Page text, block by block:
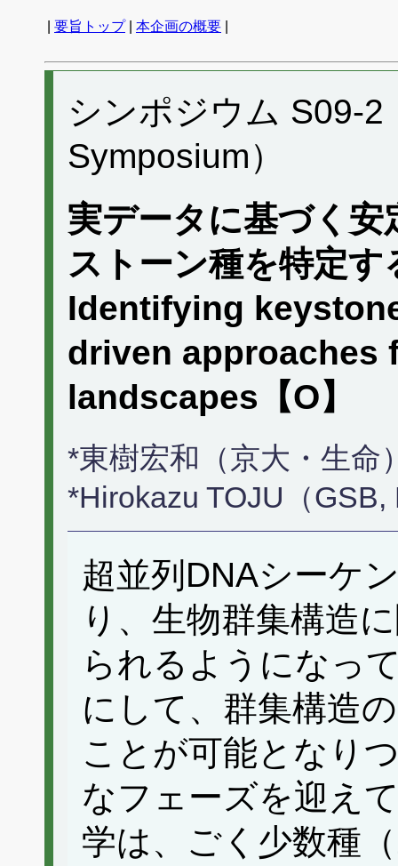
要旨トップ| 本企画の概要
シンポジウム S09-
Symposium）
実データに基づく
ストーン種を特定す
Identifying
driven
landscapes【O】
*東樹宏和（京大・生命
*Hirokazu TOJU（
超並列DNAシーケ
り、生物群集構造
られるようになっ
にして、群集構造
ことが可能となり
なフェーズを迎え
学は、ごく少数種